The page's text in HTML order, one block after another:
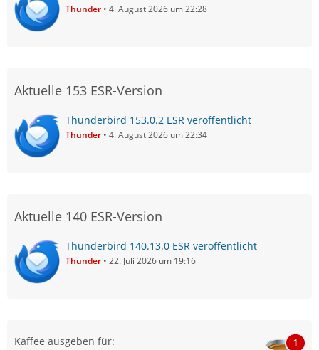
Thunder 4. August 2026 um 22:28
Aktuelle 153 ESR-Version
Thunderbird 153.0.2 ESR veröffentlicht
Thunder 4. August 2026 um 22:34
Aktuelle 140 ESR-Version
Thunderbird 140.13.0 ESR veröffentlicht
Thunder 22. Juli 2026 um 19:16
Kaffee ausgeben für: 1